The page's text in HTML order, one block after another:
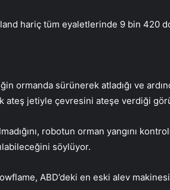
hariç tüm eyaletlerinde 9 bin 420
ormanda sürünerek atladığı ve
ateş jetiyle çevresini ateşe verdiği
robotun orman yangını
söylüyor.
ABD’deki en eski alev